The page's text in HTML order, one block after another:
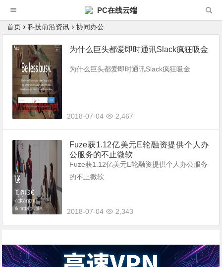
PC在线云端
首页 科技前沿资讯 协同办公
为什么巨头都爱即时通讯Slack疯狂吸金
为什么巨头都爱即时通讯Slack疯狂吸金
2018-07-04 2,467
Fuze获1.12亿美元E轮融资提供个人办
公服务的不止微软
Fuze获1.12亿美元E轮融资提供个人办公服务
的不止微软
2018-07-04 2,343